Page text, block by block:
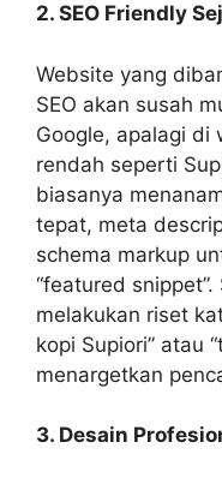
2. SEO Friendly
Website yang
SEO akan susah
Google, apalagi di
rendah seperti
biasanya
tepat, meta
schema markup
“featured
melakukan riset
kopi Supiori” atau
menargetkan
3. Desain